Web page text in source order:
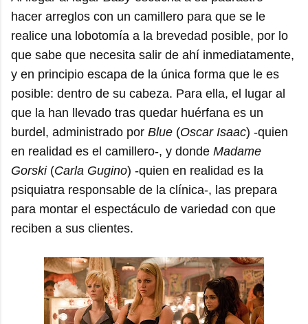
hacer arreglos con un camillero para que se le
realice una lobotomía a la brevedad posible, por lo
que sabe que necesita salir de ahí inmediatamente,
y en principio escapa de la única forma que le es
posible: dentro de su cabeza. Para ella, el lugar al
que la han llevado tras quedar huérfana es un
burdel, administrado por Blue (Oscar Isaac) -quien
en realidad es el camillero-, y donde Madame
Gorski(Carla Gugino) -quien en realidad es la
psiquiatra responsable de la clínica-, las prepara
para montar el espectáculo de variedad con que
reciben a sus clientes.